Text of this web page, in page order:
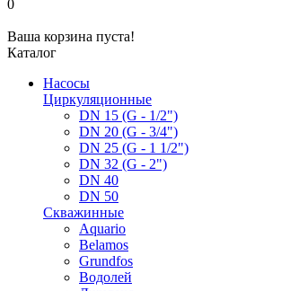
0
Ваша корзина пуста!
Каталог
Насосы
Циркуляционные
DN 15 (G - 1/2")
DN 20 (G - 3/4")
DN 25 (G - 1 1/2")
DN 32 (G - 2")
DN 40
DN 50
Скважинные
Aquario
Belamos
Grundfos
Водолей